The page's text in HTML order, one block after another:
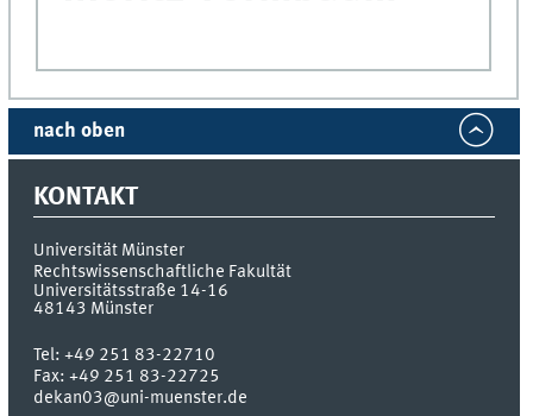
nach oben
KONTAKT
Universität Münster
Rechtswissenschaftliche Fakultät
Universitätsstraße 14-16
48143 Münster
Tel:+49 251 83-22710
Fax:+49 251 83-22725
dekan03@uni-muenster.de